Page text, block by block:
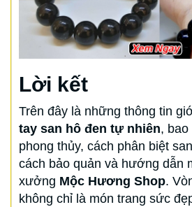
Lời kết
Trên đây là những thông tin
tay san hô đen tự nhiên,
phong thủy, cách phân biệt
cách bảo quản và hướng dẫn
xưởng Mộc Hương Shop.
không chỉ là món trang sức